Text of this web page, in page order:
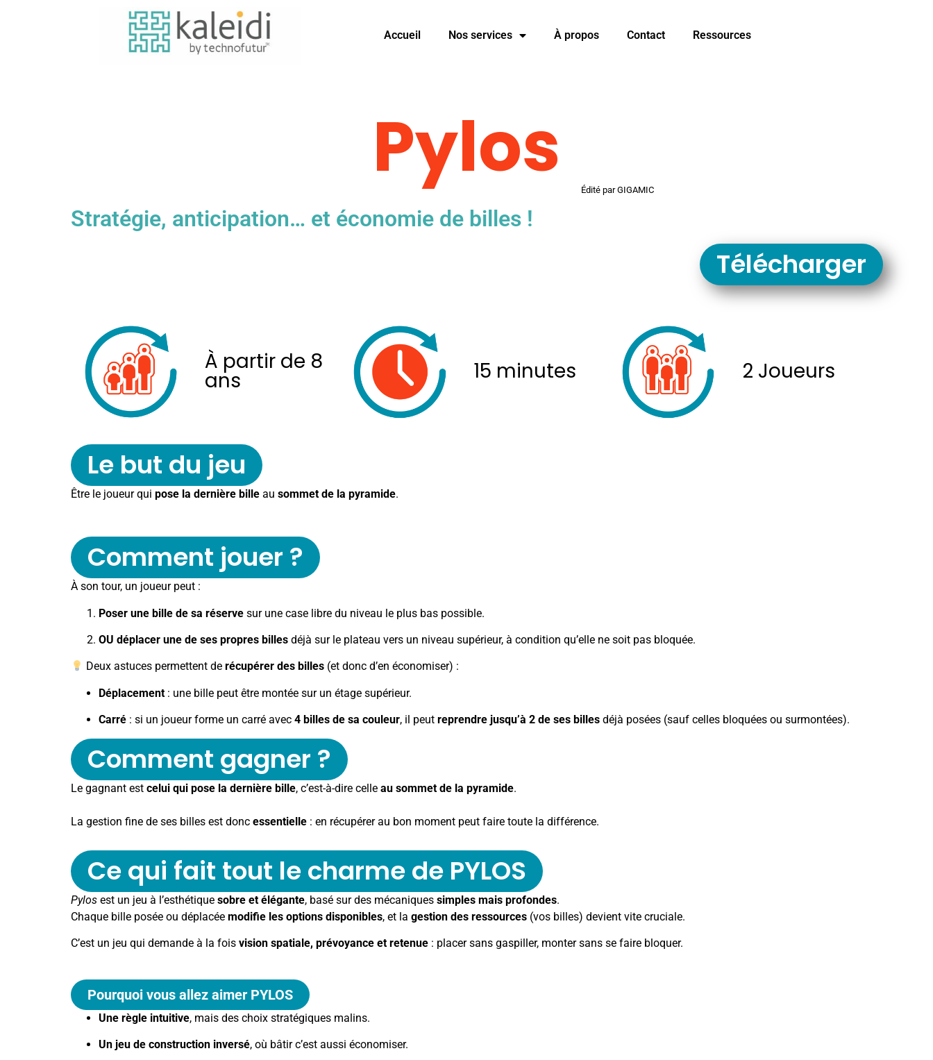
Accueil Nos services À propos Contact Ressources
Pylos Édité par GIGAMIC
Stratégie, anticipation… et économie de billes !
Télécharger
À partir de 8
ans 15 minutes 2 Joueurs
Le but du jeu
Être le joueur qui pose la dernière bille au sommet de la pyramide.
Comment jouer ?
À son tour, un joueur peut :
Poser une bille de sa réserve sur une case libre du niveau le plus bas possible.
OU déplacer une de ses propres billes déjà sur le plateau vers un niveau supérieur, à condition qu’elle ne soit pas bloquée.
Deux astuces permettent derécupérer des billes (et donc d’en économiser) :
Déplacement : une bille peut être montée sur un étage supérieur.
Carré : si un joueur forme un carré avec 4 billes de sa couleur, il peut reprendre jusqu’à 2 de ses billes déjà posées (sauf celles bloquées ou surmontées).
Comment gagner ?
Le gagnant est celui qui pose la dernière bille, c’est-à-dire celle au sommet de la pyramide.
La gestion fine de ses billes est donc essentielle : en récupérer au bon moment peut faire toute la différence.
Ce qui fait tout le charme de PYLOS
Pylos est un jeu à l’esthétique sobre et élégante, basé sur des mécaniques simples mais profondes.
Chaque bille posée ou déplacée modifie les options disponibles, et la gestion des ressources (vos billes) devient vite cruciale.
C’est un jeu qui demande à la fois vision spatiale, prévoyance et retenue : placer sans gaspiller, monter sans se faire bloquer.
Pourquoi vous allez aimer PYLOS
Une règle intuitive, mais des choix stratégiques malins.
Un jeu de construction inversé, où bâtir c’est aussi économiser.